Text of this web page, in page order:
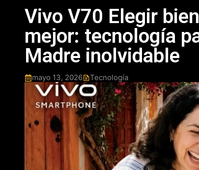
Vivo V70 Elegir
mejor: tecnología
Madre inolvidable
mayo 13, 2026 Tecnología